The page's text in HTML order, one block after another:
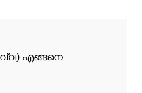
എങ്ങനെ